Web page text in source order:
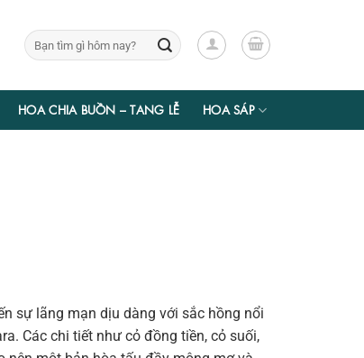
Tìm
kiếm:
HOA CHIA BUỒN – TANG LỄ HOA SÁP
sự lãng mạn dịu dàng với sắc hồng nổi
Các chi tiết như cỏ đồng tiền, cỏ suối,